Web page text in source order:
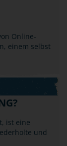
Online-
einem selbst
ist eine
und